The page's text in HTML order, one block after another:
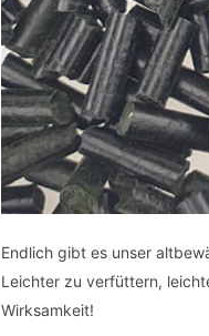
Endlich gibt es unser
Leichter zu verfüttern,
Wirksamkeit!